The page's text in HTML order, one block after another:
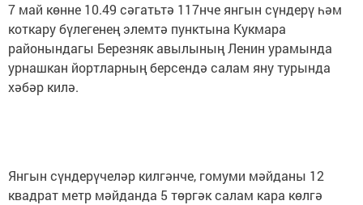
7 май көнне 10.49 сәгатьтә 117нче янгын сүндерү һәм
коткару бүлегенең элемтә пунктына Кукмара
районындагы Березняк авылының Ленин урамында
урнашкан йортларның берсендә салам яну турында
хәбәр килә.
Янгын сүндерүчеләр килгәнче, гомуми мәйданы 12
квадрат метр мәйданда 5 төргәк салам кара көлгә